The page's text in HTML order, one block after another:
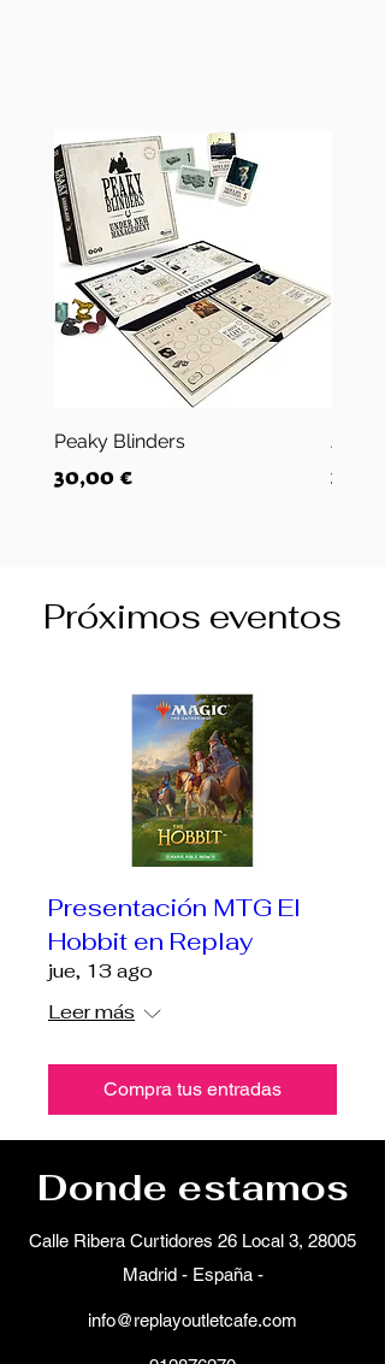
Peaky Blinders
Precio
30,00 € Precio
10,00
Próximos eventos
Presentación MTG El
Hobbit en Replay
jue, 13 ago
Leer más
Compra tus entradas
Donde estamos
Calle Ribera Curtidores 26 Local 3, 28005
Madrid - España -
info@replayoutletcafe.com